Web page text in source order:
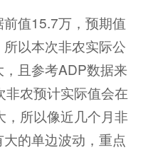
值15.7万，预期值
以本次非农实际公
且参考ADP数据来
农预计实际值会在
，所以像近几个月非
的单边波动，重点